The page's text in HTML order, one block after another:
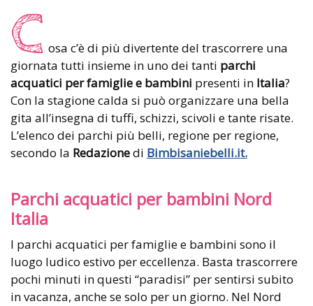
C osa c’è di più divertente del trascorrere una
giornata tutti insieme in uno dei tanti parchi
acquatici per famiglie e bambini presenti in Italia?
Con la stagione calda si può organizzare una bella
gita all’insegna di tuffi, schizzi, scivoli e tante risate.
L’elenco dei parchi più belli, regione per regione,
secondo la Redazionedi Bimbisaniebelli.it.
Parchi acquatici per bambini Nord
Italia
I parchi acquatici per famiglie e bambini sono il
luogo ludico estivo per eccellenza. Basta trascorrere
pochi minuti in questi “paradisi” per sentirsi subito
in vacanza, anche se solo per un giorno. Nel Nord